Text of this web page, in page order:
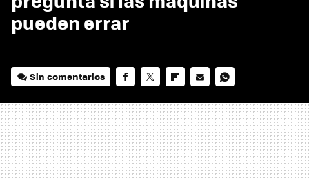
pueden errar
Sin comentarios
MAIL